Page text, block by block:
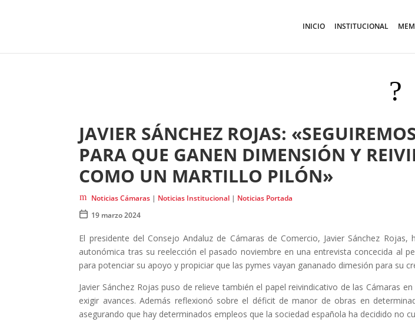
INICIO INSTITUCIONAL
?
JAVIER SÁNCHEZ ROJAS:
PARA QUE GANEN DIMENSIÓN Y
COMO UN MARTILLO PILÓN»
m Noticias Cámaras| Noticias Institucional| Noticias Portada
 19 marzo 2024
El presidente del Consejo Andaluz de Cámaras de Comercio, Javier Sánchez
autonómica tras su reelección el pasado noviembre en una entrevista concecida al
para potenciar su apoyo y propiciar que las pymes vayan gananado dimesión para su
Javier Sánchez Rojas puso de relieve también el papel reivindicativo de las Cámaras
exigir avances. Además reflexionó sobre el déficit de manor de obras en
asegurando que hay determinados empleos que la sociedad española ha decidido no